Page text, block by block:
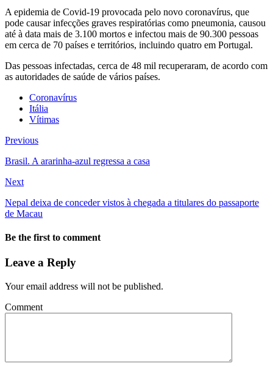
A epidemia de Covid-19 provocada pelo novo coronavírus, que
pode causar infecções graves respiratórias como pneumonia, causou
até à data mais de 3.100 mortos e infectou mais de 90.300 pessoas
em cerca de 70 países e territórios, incluindo quatro em Portugal.
Das pessoas infectadas, cerca de 48 mil recuperaram, de acordo com
as autoridades de saúde de vários países.
Coronavírus
Itália
Vítimas
Previous
Brasil. A ararinha-azul regressa a casa
Next
Nepal deixa de conceder vistos à chegada a titulares do passaporte
de Macau
Be the first to comment
Leave a Reply
Your email address will not be published.
Comment